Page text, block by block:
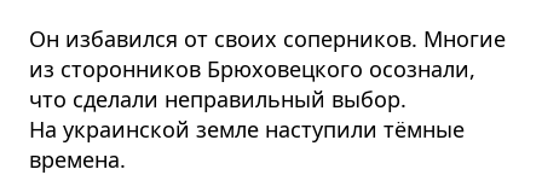
Он избавился от своих соперников. Многие
из сторонников Брюховецкого осознали,
что сделали неправильный выбор.
На украинской земле наступили тёмные
времена.